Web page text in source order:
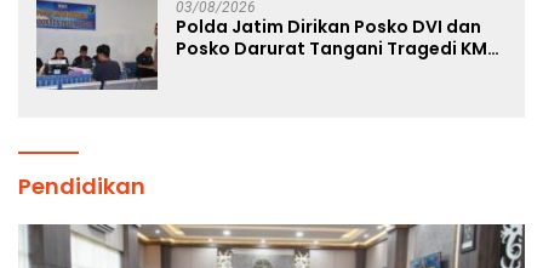
03/08/2026
Polda Jatim Dirikan Posko DVI dan
Posko Darurat Tangani Tragedi KMP
Pendidikan